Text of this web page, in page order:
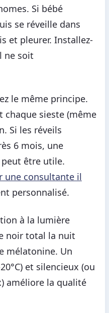
Si bébé
se réveille dans
et pleurer. Installez-
ne soit
le même principe.
chaque sieste (même
Si les réveils
6 mois, une
être utile.
une consultante il
personnalisé.
à la lumière
noir total la nuit
mélatonine. Un
et silencieux (ou
améliore la qualité